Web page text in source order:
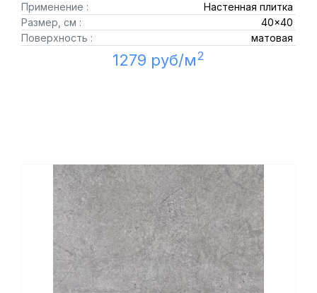
Применение :
Настенная плитка
Размер, см :
40x40
Поверхность :
матовая
1279 руб/м2